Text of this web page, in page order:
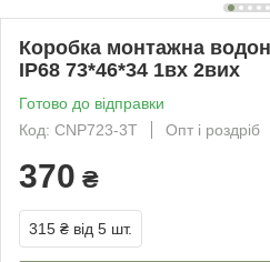
Коробка монтажна
IP68 73*46*34 1вх 2вих
Готово до відправки
Код: CNP723-3T
Опт і роздріб
370 ₴
315 ₴ від 5 шт.